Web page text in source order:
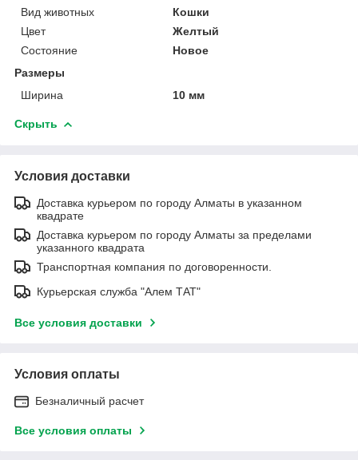
Вид животных
Кошки
Цвет
Желтый
Состояние
Новое
Размеры
Ширина
10 мм
Скрыть
Условия доставки
Доставка курьером по городу Алматы в указанном
квадрате
Доставка курьером по городу Алматы за пределами
указанного квадрата
Транспортная компания по договоренности.
Курьерская служба "Алем ТАТ"
Все условия доставки
Условия оплаты
Безналичный расчет
Все условия оплаты